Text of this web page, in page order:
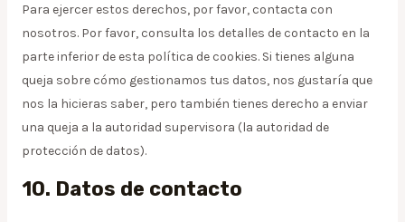
Para ejercer estos derechos, por favor, contacta con
nosotros. Por favor, consulta los detalles de contacto en la
parte inferior de esta política de cookies. Si tienes alguna
queja sobre cómo gestionamos tus datos, nos gustaría que
nos la hicieras saber, pero también tienes derecho a enviar
una queja a la autoridad supervisora (la autoridad de
protección de datos).
10. Datos de contacto